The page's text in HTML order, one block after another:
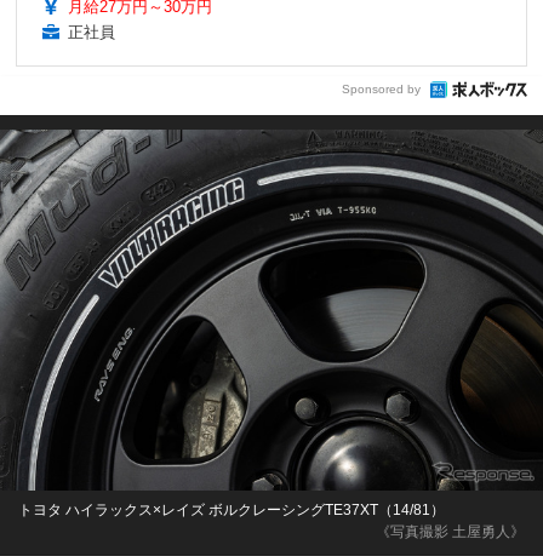
月給27万円～30万円
正社員
Sponsored by
《写真撮影 土屋勇人》
トヨタ ハイラックス×レイズ ボルクレーシングTE37XT（14/81）